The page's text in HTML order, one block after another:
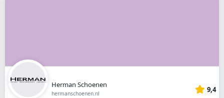
Herman Schoenen
hermanschoenen.nl 9,4